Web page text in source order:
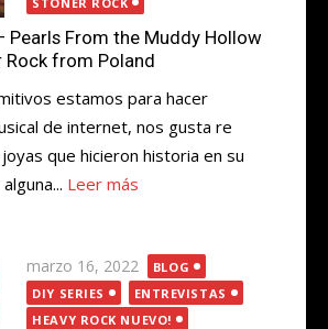
Pearls From the Muddy Hollow
Rock from Poland
estamos para hacer
de internet, nos gusta re
que hicieron historia en su
Leer más
Publicada
el
marzo 16, 2022
BLOG
DIY SERIES
ENTREVISTAS
HEAVY ROCK NUEVO!